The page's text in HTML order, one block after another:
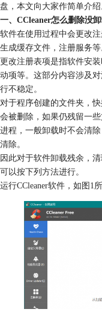
盘，本文向大家作简单介绍
一、CCleaner怎么删除没
软件在使用过程中会更改
生成缓存文件，注册服务等
更改注册表项是指软件安
动项等。这部分内容涉及
行不稳定。
对于程序创建的文件夹，
会被删除，如果仍残留一
进程，一般卸载时不会清
清除。
因此对于软件卸载残余，
可以按下列方法进行。
运行CCleaner软件，如图1所